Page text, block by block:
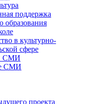
поддержка
образования
в культурно-
сфере
СМИ
СМИ
проекта